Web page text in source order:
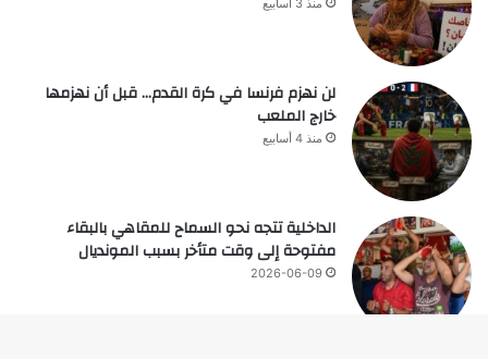
لن نهزم فرنسا في كرة القدم… قبل أن نهزمها
خارج الملعب
منذ 4 أسابيع
الداخلية تتجه نحو السماح للمقاهي بالبقاء
مفتوحة إلى وقت متأخر بسبب المونديال
2026-06-09